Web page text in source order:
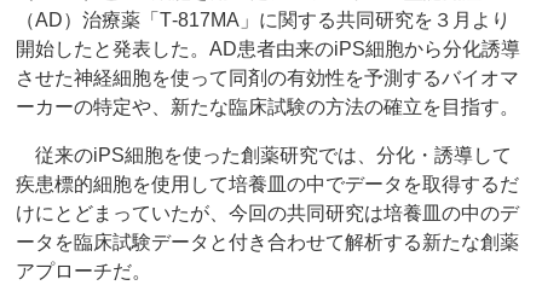
（AD）治療薬「T‐817MA」に関する共同研究を３月より
開始したと発表した。AD患者由来のiPS細胞から分化誘導
させた神経細胞を使って同剤の有効性を予測するバイオマ
ーカーの特定や、新たな臨床試験の方法の確立を目指す。
従来のiPS細胞を使った創薬研究では、分化・誘導して
疾患標的細胞を使用して培養皿の中でデータを取得するだ
けにとどまっていたが、今回の共同研究は培養皿の中のデ
ータを臨床試験データと付き合わせて解析する新たな創薬
アプローチだ。